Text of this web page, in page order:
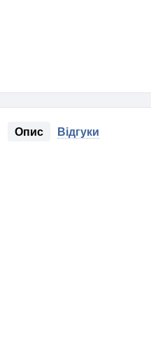
Опис Відгуки